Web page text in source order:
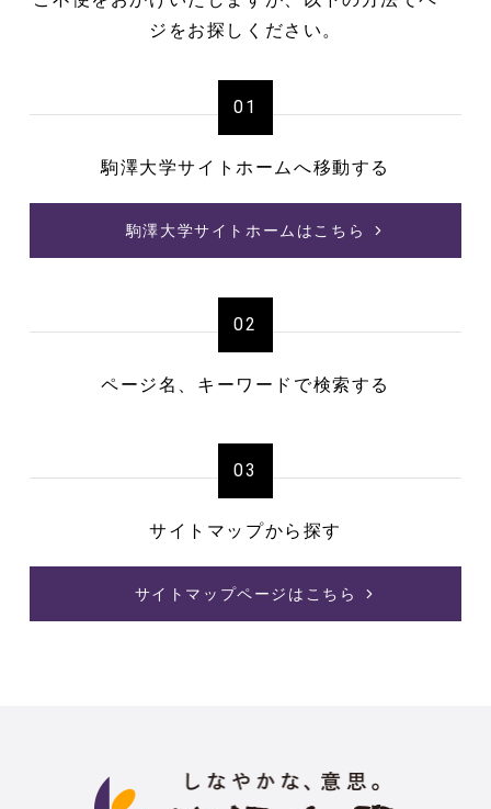
ジをお探しください。
01
駒澤大学サイトホームへ移動する
駒澤大学サイトホームはこちら
02
ページ名、キーワードで検索する
03
サイトマップから探す
サイトマップページはこちら